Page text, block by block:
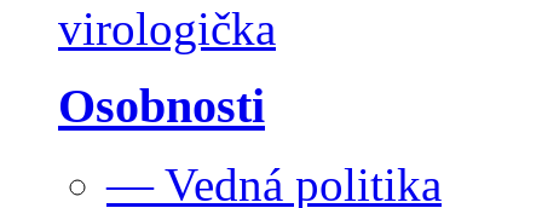
virologička
Osobnosti
— Vedná politika